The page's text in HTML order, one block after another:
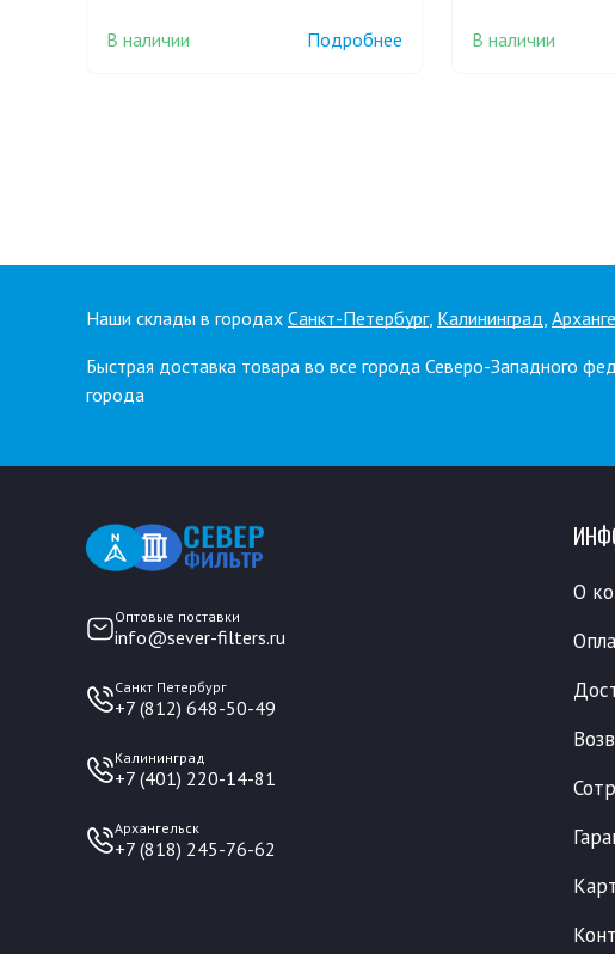
В наличии Подробнее В наличии
Наши склады в городах Санкт-Петербург, Калининград,
Быстрая доставка товара во все города Северо-Западного
города
Оптовые поставки
info@sever-filters.ru
Санкт Петербург
+7 (812) 648-50-49
Калининград
+7 (401) 220-14-81
Архангельск
+7 (818) 245-76-62
О